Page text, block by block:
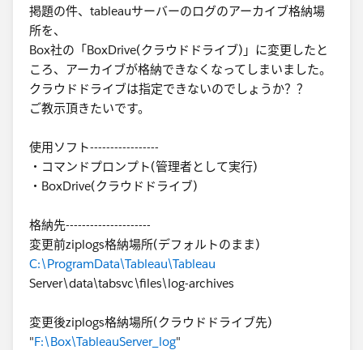
掲題の件、tableauサーバーのログのアーカイブ格納場
所を、
Box社の「BoxDrive(クラウドドライブ)」に変更したと
ころ、アーカイブが格納できなくなってしまいました。
クラウドドライブは指定できないのでしょうか？？
ご教示頂きたいです。
使用ソフト-----------------
・コマンドプロンプト(管理者として実行)
・BoxDrive(クラウドドライブ)
格納先---------------------
変更前ziplogs格納場所(デフォルトのまま)
C:\ProgramData\Tableau\Tableau
Server\data\tabsvc\files\log-archives
変更後ziplogs格納場所(クラウドドライブ先)
"F:\Box\TableauServer_log"